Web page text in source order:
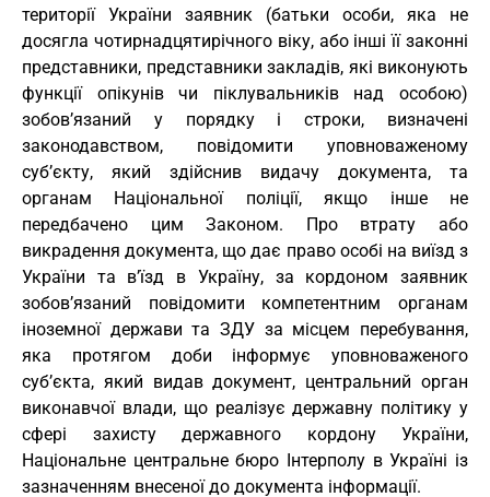
території України заявник (батьки особи, яка не
досягла чотирнадцятирічного віку, або інші її законні
представники, представники закладів, які виконують
функції опікунів чи піклувальників над особою)
зобов’язаний у порядку і строки, визначені
законодавством, повідомити уповноваженому
суб’єкту, який здійснив видачу документа, та
органам Національної поліції, якщо інше не
передбачено цим Законом. Про втрату або
викрадення документа, що дає право особі на виїзд з
України та в’їзд в Україну, за кордоном заявник
зобов’язаний повідомити компетентним органам
іноземної держави та ЗДУ за місцем перебування,
яка протягом доби інформує уповноваженого
суб’єкта, який видав документ, центральний орган
виконавчої влади, що реалізує державну політику у
сфері захисту державного кордону України,
Національне центральне бюро Інтерполу в Україні із
зазначенням внесеної до документа інформації.